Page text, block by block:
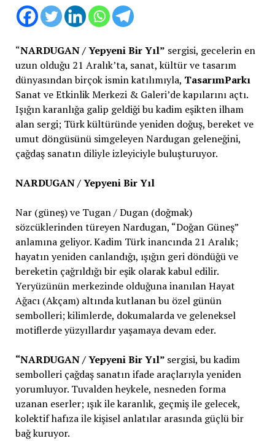
“NARDUGAN / Yepyeni Bir Yıl” sergisi, gecelerin en
uzun olduğu 21 Aralık’ta, sanat, kültür ve tasarım
dünyasından birçok ismin katılımıyla, TasarımParkı
Sanat ve Etkinlik Merkezi & Galeri’de kapılarını açtı.
Işığın karanlığa galip geldiği bu kadim eşikten ilham
alan sergi; Türk kültüründe yeniden doğuş, bereket ve
umut döngüsünü simgeleyen Nardugan geleneğini,
çağdaş sanatın diliyle izleyiciyle buluşturuyor.
NARDUGAN / Yepyeni Bir Yıl
Nar (güneş) ve Tugan / Dugan (doğmak)
sözcüklerinden türeyen Nardugan, “Doğan Güneş”
anlamına geliyor. Kadim Türk inancında 21 Aralık;
hayatın yeniden canlandığı, ışığın geri döndüğü ve
bereketin çağrıldığı bir eşik olarak kabul edilir.
Yeryüzünün merkezinde olduğuna inanılan Hayat
Ağacı (Akçam) altında kutlanan bu özel günün
sembolleri; kilimlerde, dokumalarda ve geleneksel
motiflerde yüzyıllardır yaşamaya devam eder.
“NARDUGAN / Yepyeni Bir Yıl” sergisi, bu kadim
sembolleri çağdaş sanatın ifade araçlarıyla yeniden
yorumluyor. Tuvalden heykele, nesneden forma
uzanan eserler; ışık ile karanlık, geçmiş ile gelecek,
kolektif hafıza ile kişisel anlatılar arasında güçlü bir
bağ kuruyor.